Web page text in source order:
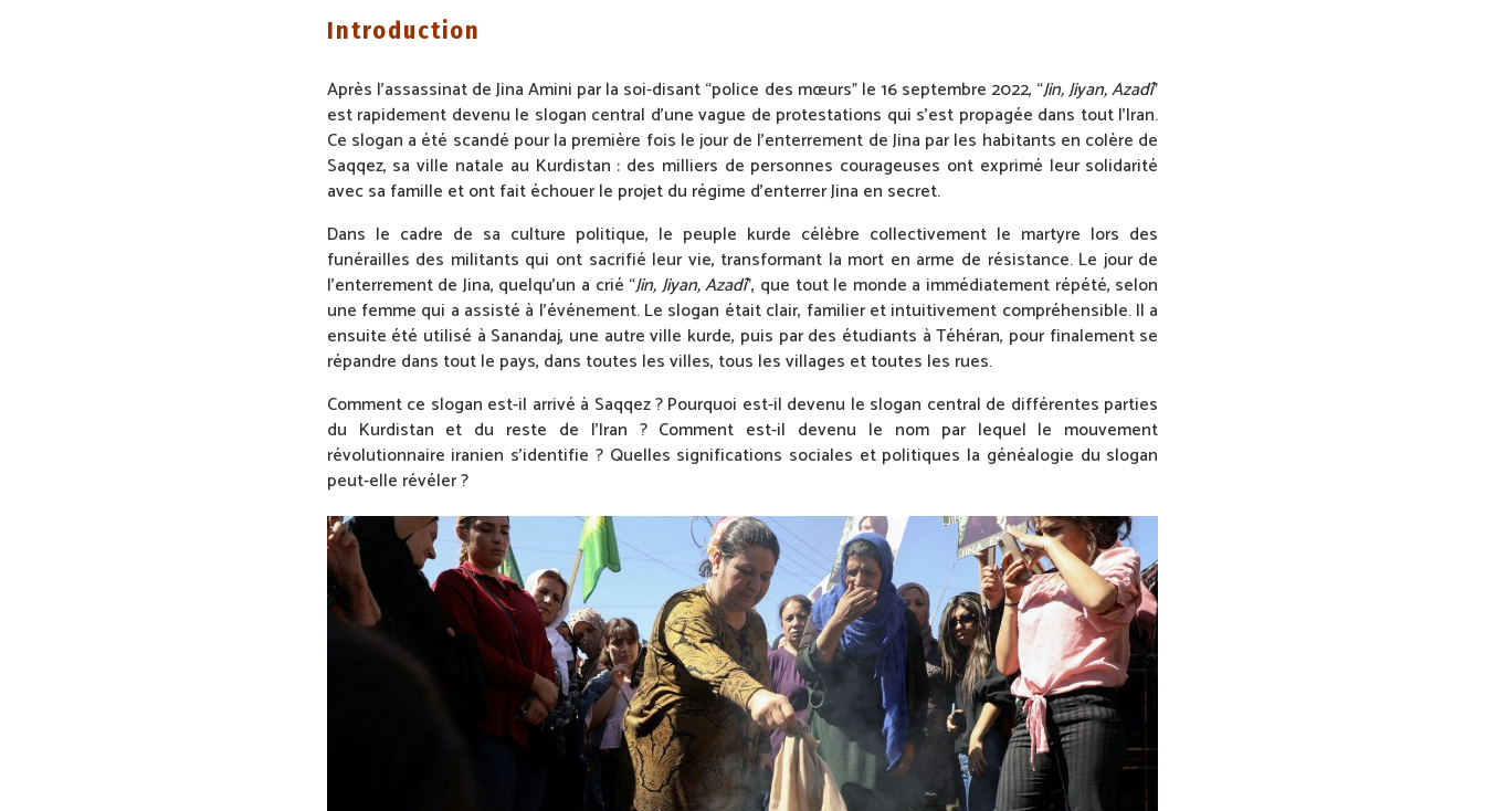
Introduction
Après l’assassinat de Jina Amini par la soi-disant “police des mœurs” le 16 septembre 2022, “Jin, Jiyan, Azadî”
est rapidement devenu le slogan central d’une vague de protestations qui s’est propagée dans tout l’Iran.
Ce slogan a été scandé pour la première fois le jour de l’enterrement de Jina par les habitants en colère de
Saqqez, sa ville natale au Kurdistan : des milliers de personnes courageuses ont exprimé leur solidarité
avec sa famille et ont fait échouer le projet du régime d’enterrer Jina en secret.
Dans le cadre de sa culture politique, le peuple kurde célèbre collectivement le martyre lors des
funérailles des militants qui ont sacrifié leur vie, transformant la mort en arme de résistance. Le jour de
l’enterrement de Jina, quelqu’un a crié “Jin, Jiyan, Azadî”, que tout le monde a immédiatement répété, selon
une femme qui a assisté à l’événement. Le slogan était clair, familier et intuitivement compréhensible. Il a
ensuite été utilisé à Sanandaj, une autre ville kurde, puis par des étudiants à Téhéran, pour finalement se
répandre dans tout le pays, dans toutes les villes, tous les villages et toutes les rues.
Comment ce slogan est-il arrivé à Saqqez ? Pourquoi est-il devenu le slogan central de différentes parties
du Kurdistan et du reste de l’Iran ? Comment est-il devenu le nom par lequel le mouvement
révolutionnaire iranien s’identifie ? Quelles significations sociales et politiques la généalogie du slogan
peut-elle révéler ?